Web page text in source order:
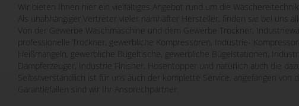
Wir bieten Ihnen hier ein vielfältiges Angebot rund um die Wäschereitechnik.
Als unabhängiger Vertreter vieler namhafter Hersteller, finden sie bei uns
Von der Gewerbe Waschmaschine und dem Gewerbe Trockner,
professionelle Trockner, gewerbliche Kompressoren, Industrie-
Heißmangeln, gewerbliche Bügeltische, gewerbliche Bügelstationen,
Dampferzeuger, Industrie Finisher, Hosentopper und natürlich auch die
Selbstverständlich ist für uns auch der komplette Service, angefangen
Garantiefällen sind wir Ihr Ansprechpartner.